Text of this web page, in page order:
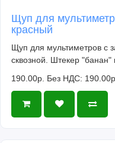
Щуп для
красный
Щуп для мультиметров с
сквозной. Штекер "банан"
190.00р. Без НДС: 190.00р.